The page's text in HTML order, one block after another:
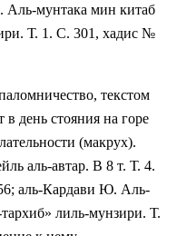
мунтака мин китаб
Т. 1. С. 301, хадис №
текстом
в день стояния на горе
(макрух).
аль-автар. В 8 т. Т. 4.
аль-Кардави Ю. Аль-
лиль-мунзири. Т.